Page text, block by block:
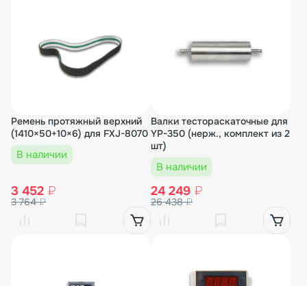
Ремень протяжный верхний
(1410×50+10×6) для FXJ-8070
В наличии
3 452 ₽
3 764₽
Валки тестораскаточные для
YP-350 (нерж., комплект из 2
шт)
В наличии
24 249 ₽
26 438₽